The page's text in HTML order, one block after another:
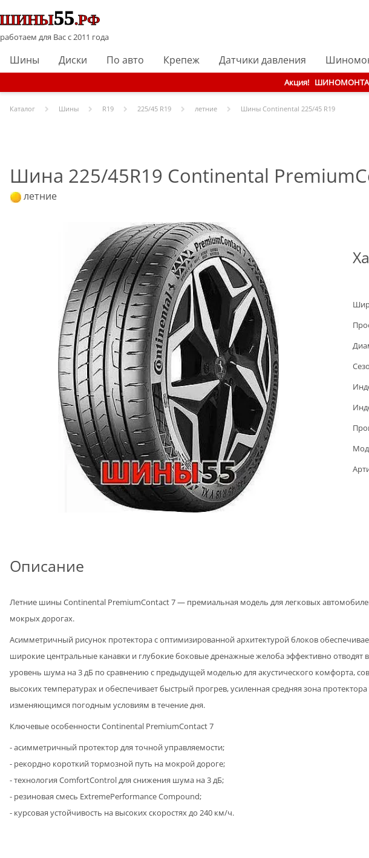
работаем для Вас с 2011 года
Шины Диски По авто Крепеж Датчики давления
Акция! ШИНОМОНТАЖ
Каталог Шины R19 225/45 R19 летние Шины Continental 225/45 R19
Шина 225/45R19 Continental
летние
Описание
Летние шины Continental PremiumContact 7 — премиальная модель для легковых
мокрых дорогах.
Асимметричный рисунок протектора с оптимизированной архитектурой блоков
широкие центральные канавки и глубокие боковые дренажные желоба эффективно
уровень шума на 3 дБ по сравнению с предыдущей моделью для акустического комфорта,
высоких температурах и обеспечивает быстрый прогрев, усиленная средняя зона
изменяющимся погодным условиям в течение дня.
Ключевые особенности Continental PremiumContact 7
- асимметричный протектор для точной управляемости;
- рекордно короткий тормозной путь на мокрой дороге;
- технология ComfortControl для снижения шума на 3 дБ;
- резиновая смесь ExtremePerformance Compound;
- курсовая устойчивость на высоких скоростях до 240 км/ч.